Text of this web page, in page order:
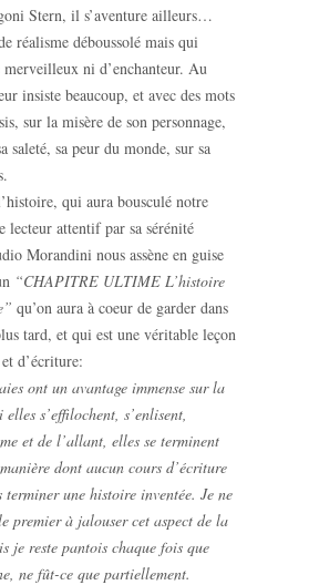
Stern, il s’aventure ailleurs…
réalisme déboussolé mais qui
merveilleux ni d’enchanteur. Au
insiste beaucoup, et avec des mots
sur la misère de son personnage,
saleté, sa peur du monde, sur sa
qui aura bousculé notre
lecteur attentif par sa sérénité
Morandini nous assène en guise
“CHAPITRE ULTIME L’histoire
qu’on aura à coeur de garder dans
tard, et qui est une véritable leçon
d’écriture:
ont un avantage immense sur la
s’effilochent, s’enlisent,
et de l’allant, elles se terminent
dont aucun cours d’écriture
une histoire inventée. Je ne
premier à jalouser cet aspect de la
reste pantois chaque fois que
ne fût-ce que partiellement.